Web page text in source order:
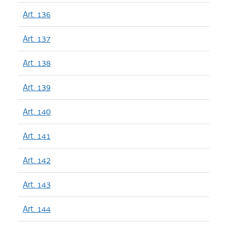
Art. 136
Art. 137
Art. 138
Art. 139
Art. 140
Art. 141
Art. 142
Art. 143
Art. 144